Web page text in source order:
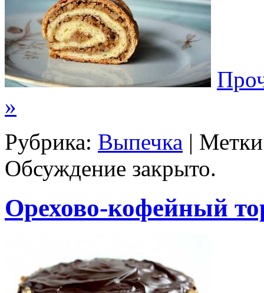
»
Рубрика: Выпечка |
Обсуждение закрыто.
Орехово-кофейный